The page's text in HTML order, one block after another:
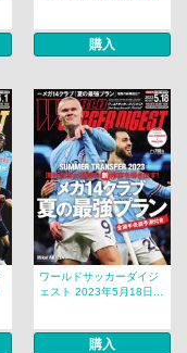
購入
ワールドサッカーダイジ
ェスト 2023年5月18日...
購入